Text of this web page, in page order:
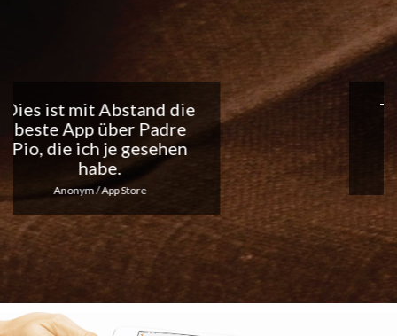
Tolle App, ich liebe die
täglichen
Benachrichtigungen...
Macht weiter so!